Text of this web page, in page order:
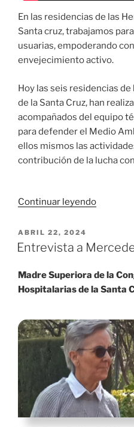
hace
cinco
años»
En las residencias de las
Santa cruz, trabajamos
usuarias, empoderando
envejecimiento activo.
Hoy las seis residencias
de la Santa Cruz, han
acompañados del equipo
para defender el Medio
ellos mismos las
contribución de la lucha
Continuar leyendo«5
Dia
del
Medio
PUBLICADO
EL
ABRIL 22, 2024
Entrevista a
Madre Superiora de la
Hospitalarias de la Santa